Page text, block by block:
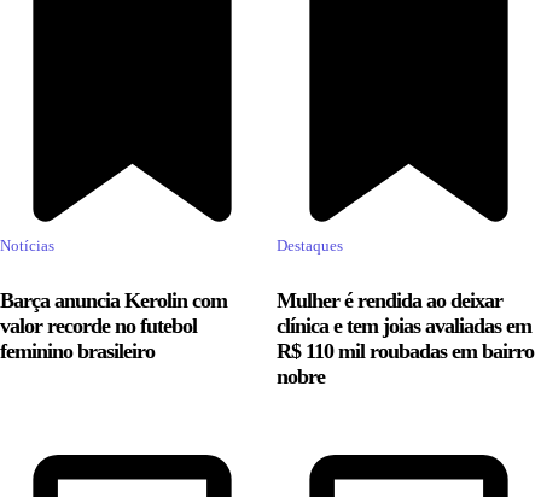
Notícias
Barça anuncia Kerolin com
valor recorde no futebol
feminino brasileiro
Destaques
Mulher é rendida ao deixar
clínica e tem joias avaliadas em
R$ 110 mil roubadas em bairro
nobre